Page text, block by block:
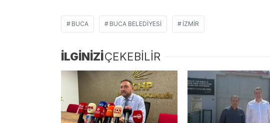
BUCA BUCA BELEDIYESI IZMIR
İLGİNİZİÇEKEBİLİR